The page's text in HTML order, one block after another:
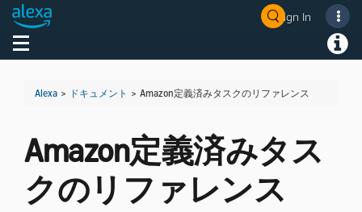
Sign In
Toggle navigation
Alexa > ドキュメント > Amazon定義済みタスクのリファレンス
Amazon定義済みタス
クのリファレンス
Welcome! Ask the DevAssistant